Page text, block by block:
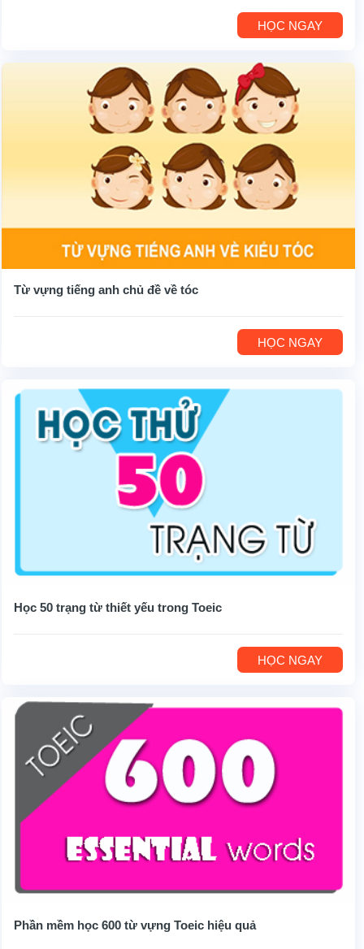
HỌC NGAY
Từ vựng tiếng anh chủ đề về tóc
HỌC NGAY
Học 50 trạng từ thiết yếu trong Toeic
HỌC NGAY
Phần mềm học 600 từ vựng Toeic hiệu quả